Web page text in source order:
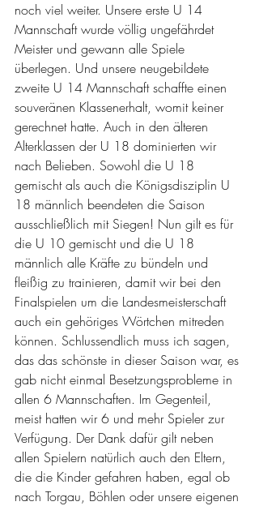
noch viel weiter. Unsere erste U 14
Mannschaft wurde völlig ungefährdet
Meister und gewann alle Spiele
überlegen. Und unsere neugebildete
zweite U 14 Mannschaft schaffte einen
souveränen Klassenerhalt, womit keiner
gerechnet hatte. Auch in den älteren
Alterklassen der U 18 dominierten wir
nach Belieben. Sowohl die U 18
gemischt als auch die Königsdisziplin U
18 männlich beendeten die Saison
ausschließlich mit Siegen! Nun gilt es für
die U 10 gemischt und die U 18
männlich alle Kräfte zu bündeln und
fleißig zu trainieren, damit wir bei den
Finalspielen um die Landesmeisterschaft
auch ein gehöriges Wörtchen mitreden
können. Schlussendlich muss ich sagen,
das das schönste in dieser Saison war, es
gab nicht einmal Besetzungsprobleme in
allen 6 Mannschaften. Im Gegenteil,
meist hatten wir 6 und mehr Spieler zur
Verfügung. Der Dank dafür gilt neben
allen Spielern natürlich auch den Eltern,
die die Kinder gefahren haben, egal ob
nach Torgau, Böhlen oder unsere eigenen